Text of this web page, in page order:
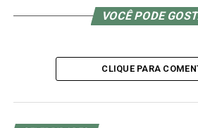
Esclerose múltipla
É importante notar que nem todos
VOCÊ PODE
CLIQUE PARA